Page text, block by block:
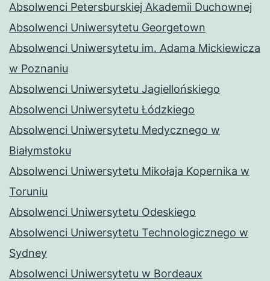
Absolwenci Petersburskiej Akademii Duchownej
Absolwenci Uniwersytetu Georgetown
Absolwenci Uniwersytetu im. Adama Mickiewicza
w Poznaniu
Absolwenci Uniwersytetu Jagiellońskiego
Absolwenci Uniwersytetu Łódzkiego
Absolwenci Uniwersytetu Medycznego w
Białymstoku
Absolwenci Uniwersytetu Mikołaja Kopernika w
Toruniu
Absolwenci Uniwersytetu Odeskiego
Absolwenci Uniwersytetu Technologicznego w
Sydney
Absolwenci Uniwersytetu w Bordeaux